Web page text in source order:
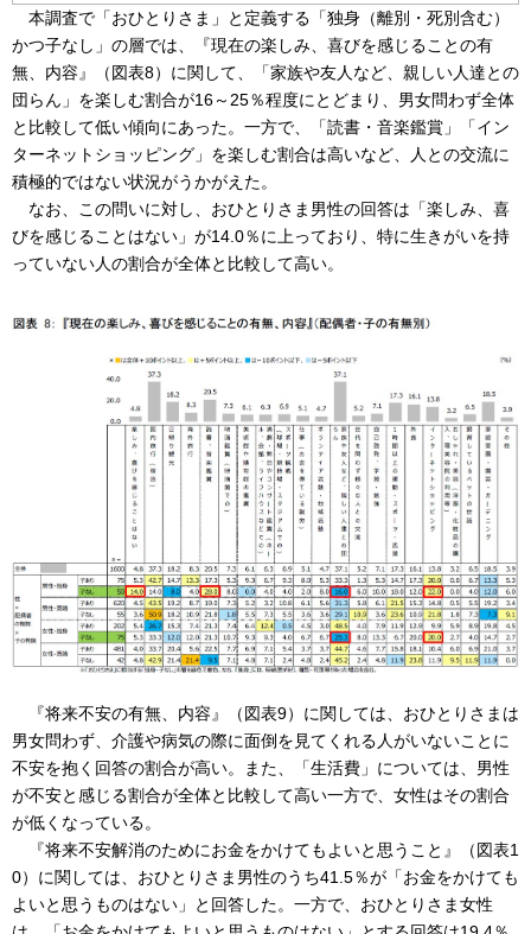
本調査で「おひとりさま」と定義する「独身（離別・死別含む）
かつ子なし」の層では、『現在の楽しみ、喜びを感じることの有
無、内容』（図表8）に関して、「家族や友人など、親しい人達との
団らん」を楽しむ割合が16～25％程度にとどまり、男女問わず全体
と比較して低い傾向にあった。一方で、「読書・音楽鑑賞」「イン
ターネットショッピング」を楽しむ割合は高いなど、人との交流に
積極的ではない状況がうかがえた。
なお、この問いに対し、おひとりさま男性の回答は「楽しみ、喜
びを感じることはない」が14.0％に上っており、特に生きがいを持
っていない人の割合が全体と比較して高い。
『将来不安の有無、内容』（図表9）に関しては、おひとりさまは
男女問わず、介護や病気の際に面倒を見てくれる人がいないことに
不安を抱く回答の割合が高い。また、「生活費」については、男性
が不安と感じる割合が全体と比較して高い一方で、女性はその割合
が低くなっている。
『将来不安解消のためにお金をかけてもよいと思うこと』（図表1
0）に関しては、おひとりさま男性のうち41.5％が「お金をかけても
よいと思うものはない」と回答した。一方で、おひとりさま女性